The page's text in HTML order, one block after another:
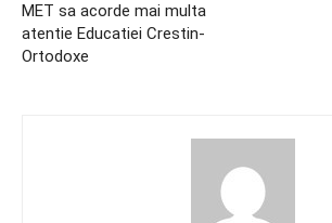
MET sa acorde mai multa
atentie Educatiei Crestin-
Ortodoxe